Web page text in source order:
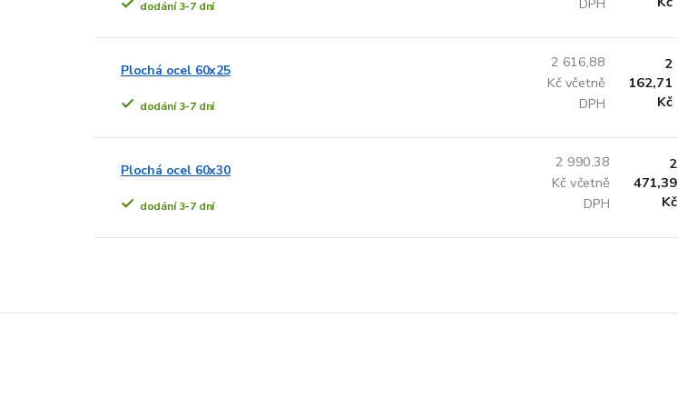
dodání 3-7 dní DPH
Plochá ocel 60x25
dodání 3-7 dní
2 616,88
Kč včetně
DPH
2
162,71
Kč
Plochá ocel 60x30
dodání 3-7 dní
2 990,38
Kč včetně
DPH
2
471,39
Kč